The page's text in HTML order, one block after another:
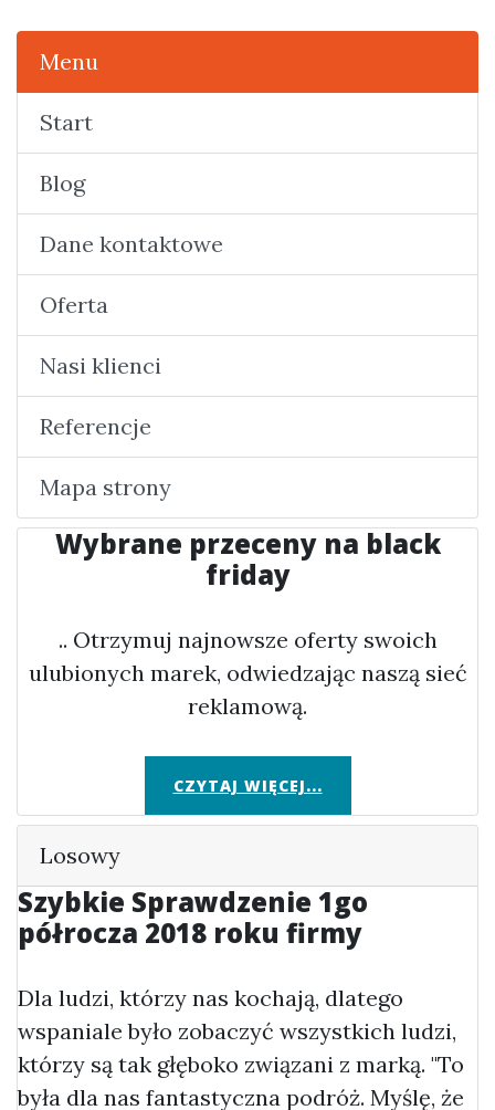
Menu
Start
Blog
Dane kontaktowe
Oferta
Nasi klienci
Referencje
Mapa strony
Wybrane przeceny na black
friday
.. Otrzymuj najnowsze oferty swoich
ulubionych marek, odwiedzając naszą sieć
reklamową.
CZYTAJ WIĘCEJ...
Losowy
Szybkie Sprawdzenie 1go
półrocza 2018 roku firmy
Dla ludzi, którzy nas kochają, dlatego
wspaniale było zobaczyć wszystkich ludzi,
którzy są tak głęboko związani z marką. "To
była dla nas fantastyczna podróż. Myślę, że